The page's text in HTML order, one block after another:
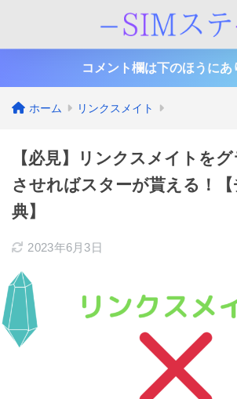
コメント欄は下のほうにあ
ホーム リンクスメイト
【必見】リンクスメイトを
させればスターが貰える！
典】
2023年6月3日